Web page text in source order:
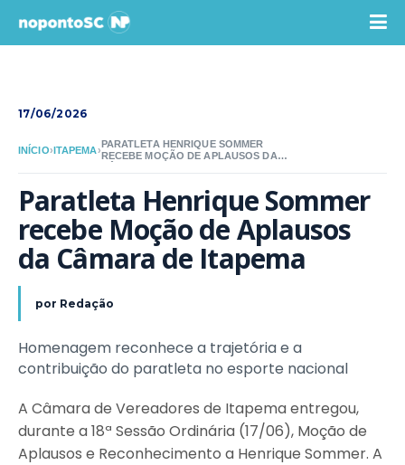
17/06/2026
INÍCIO›ITAPEMA›
PARATLETA HENRIQUE SOMMER
RECEBE MOÇÃO DE APLAUSOS DA
Paratleta Henrique Sommer
recebe Moção de Aplausos
da Câmara de Itapema
por Redação
Homenagem reconhece a trajetória e a
contribuição do paratleta no esporte nacional
A Câmara de Vereadores de Itapema entregou,
durante a 18ª Sessão Ordinária (17/06), Moção de
Aplausos e Reconhecimento a Henrique Sommer. A